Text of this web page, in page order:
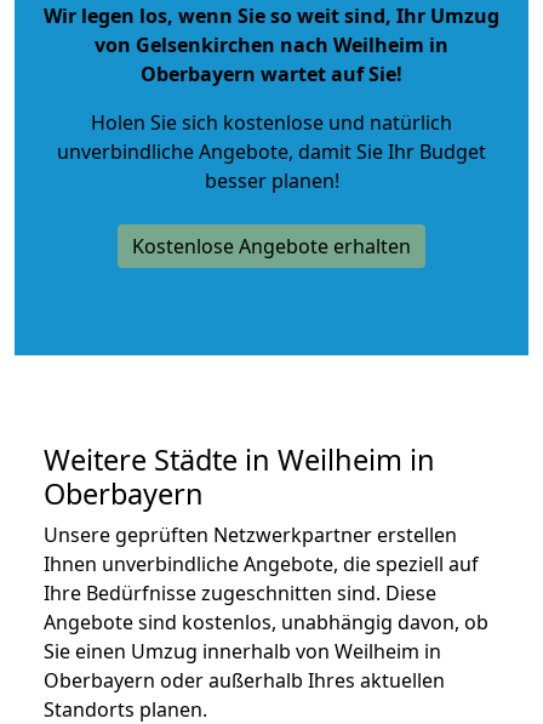
Wir legen los, wenn Sie so weit sind, Ihr Umzug
von Gelsenkirchen nach Weilheim in
Oberbayern wartet auf Sie!
Holen Sie sich kostenlose und natürlich
unverbindliche Angebote, damit Sie Ihr Budget
besser planen!
Kostenlose Angebote erhalten
Weitere Städte in Weilheim in
Oberbayern
Unsere geprüften Netzwerkpartner erstellen
Ihnen unverbindliche Angebote, die speziell auf
Ihre Bedürfnisse zugeschnitten sind. Diese
Angebote sind kostenlos, unabhängig davon, ob
Sie einen Umzug innerhalb von Weilheim in
Oberbayern oder außerhalb Ihres aktuellen
Standorts planen.